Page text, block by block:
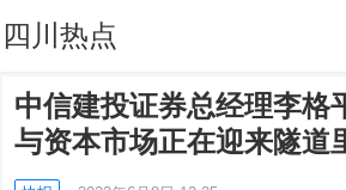
四川热点
中信建投证券总经理李格
与资本市场正在迎来隧道